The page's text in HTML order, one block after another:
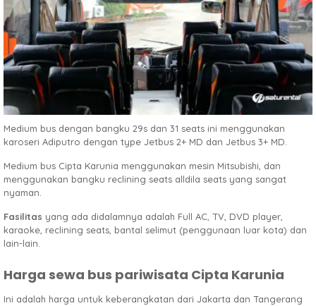
Medium bus dengan bangku 29s dan 31 seats ini menggunakan
karoseri Adiputro dengan type Jetbus 2+ MD dan Jetbus 3+ MD.
Medium bus Cipta Karunia menggunakan mesin Mitsubishi, dan
menggunakan bangku reclining seats alldila seats yang sangat
nyaman.
Fasilitas yang ada didalamnya adalah Full AC, TV, DVD player,
karaoke, reclining seats, bantal selimut (penggunaan luar kota) dan
lain-lain.
Harga sewa bus pariwisata Cipta Karunia
Ini adalah harga untuk keberangkatan dari Jakarta dan Tangerang